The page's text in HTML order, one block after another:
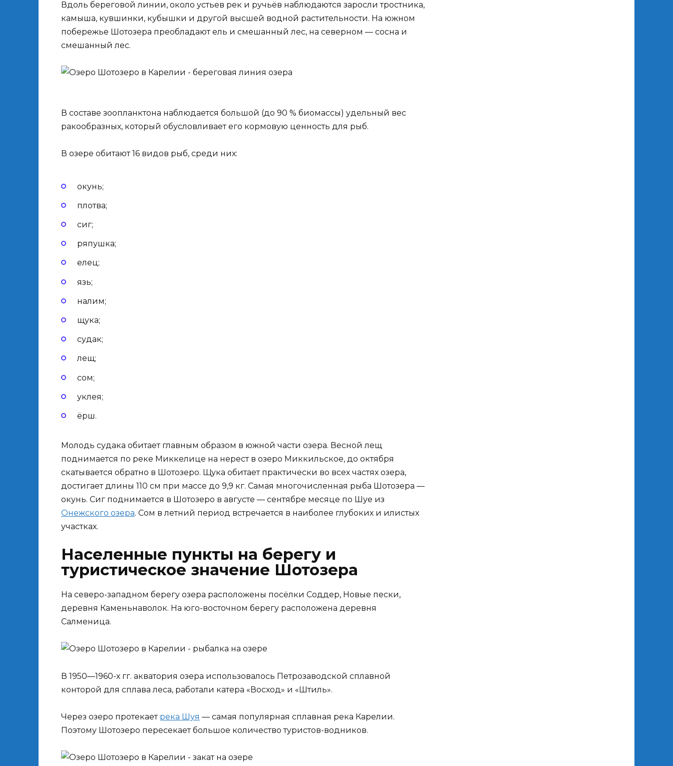
Вдоль береговой линии, около устьев рек и ручьёв наблюдаются заросли тростника,
камыша, кувшинки, кубышки и другой высшей водной растительности. На южном
побережье Шотозера преобладают ель и смешанный лес, на северном — сосна и
смешанный лес.
В составе зоопланктона наблюдается большой (до 90 % биомассы) удельный вес
ракообразных, который обусловливает его кормовую ценность для рыб.
В озере обитают 16 видов рыб, среди них:
окунь;
плотва;
сиг;
ряпушка;
елец;
язь;
налим;
щука;
судак;
лещ;
сом;
уклея;
ёрш.
Молодь судака обитает главным образом в южной части озера. Весной лещ
поднимается по реке Миккелице на нерест в озеро Миккильское, до октября
скатывается обратно в Шотозеро. Щука обитает практически во всех частях озера,
достигает длины 110 см при массе до 9,9 кг. Самая многочисленная рыба Шотозера —
окунь. Сиг поднимается в Шотозеро в августе — сентябре месяце по Шуе из
Онежского озера. Сом в летний период встречается в наиболее глубоких и илистых
участках.
Населенные пункты на берегу и
туристическое значение Шотозера
На северо-западном берегу озера расположены посёлки Соддер, Новые пески,
деревня Каменьнаволок. На юго-восточном берегу расположена деревня
Салменица.
В 1950—1960-х гг. акватория озера использовалось Петрозаводской сплавной
конторой для сплава леса, работали катера «Восход» и «Штиль».
Через озеро протекает река Шуя — самая популярная сплавная река Карелии.
Поэтому Шотозеро пересекает большое количество туристов-водников.